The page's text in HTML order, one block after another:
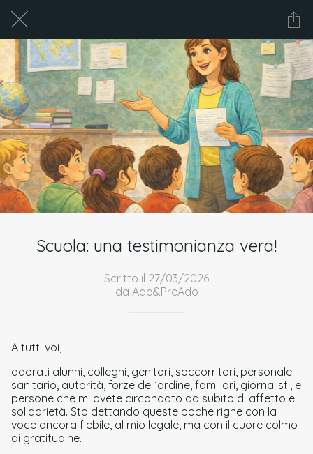
Scuola: una testimonianza vera!
Scritto il 27/03/2026
da Ado&PreAdo
A tutti voi,
adorati alunni, colleghi, genitori, soccorritori, personale
sanitario, autorità, forze dell’ordine, familiari, giornalisti, e
persone che mi avete circondato da subito di affetto e
solidarietà. Sto dettando queste poche righe con la
voce ancora flebile, al mio legale, ma con il cuore colmo
di gratitudine.